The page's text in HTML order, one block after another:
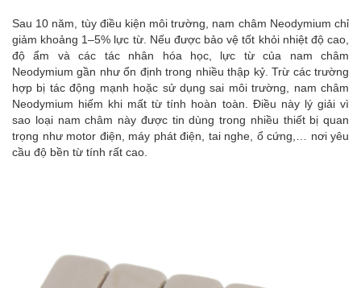
Sau 10 năm, tùy điều kiện môi trường, nam châm Neodymium chỉ
giảm khoảng 1–5% lực từ. Nếu được bảo vệ tốt khỏi nhiệt độ cao,
độ ẩm và các tác nhân hóa học, lực từ của nam châm
Neodymium gần như ổn định trong nhiều thập kỷ. Trừ các trường
hợp bị tác động mạnh hoặc sử dụng sai môi trường, nam châm
Neodymium hiếm khi mất từ tính hoàn toàn. Điều này lý giải vì
sao loại nam châm này được tin dùng trong nhiều thiết bị quan
trọng như motor điện, máy phát điện, tai nghe, ổ cứng,… nơi yêu
cầu độ bền từ tính rất cao.